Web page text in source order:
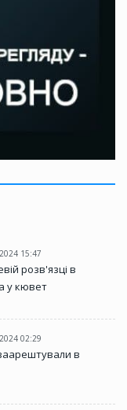
15:47
розв'язці в
у кювет
02:29
в